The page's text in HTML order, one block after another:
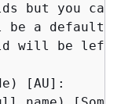
but you can
be a default
will be left
[AU]: